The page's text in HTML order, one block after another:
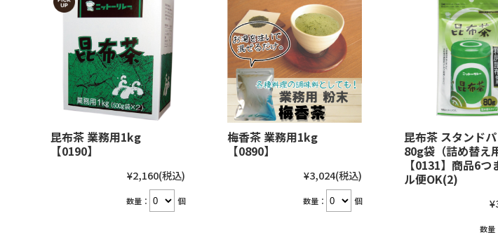
昆布茶 業務用1kg
【0190】
¥2,160(税込)
数量： 個
梅香茶 業務用1kg
【0890】
¥3,024(税込)
数量： 個
昆布茶 スタンド
80g袋（詰め替え
【0131】商品6つ
ル便OK(2)
数量